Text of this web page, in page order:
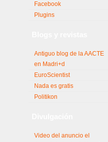
Facebook
Plugins
Antiguo blog de la AACTE
en Madri+d
EuroScientist
Nada es gratis
Politikon
Video del anuncio el